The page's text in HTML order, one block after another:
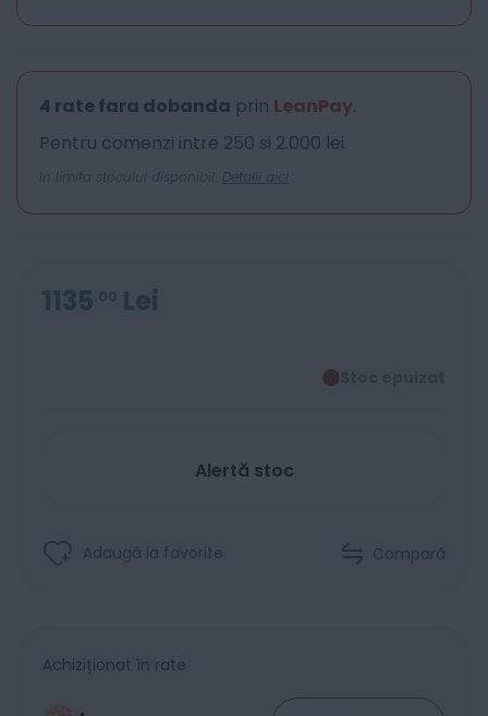
4 rate fara dobanda prin LeanPay.
Pentru comenzi intre 250 si 2.000 lei.
In limita stocului disponibil. Detalii aici
1135 00 Lei
Alertă stoc
Adaugă la favorite Compară
Achiziționat în rate